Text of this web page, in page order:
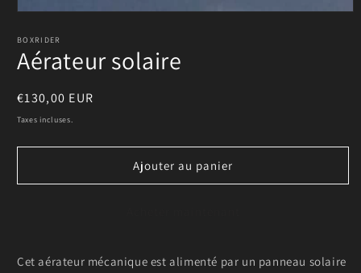
média
1
dans
modale
BOXRIDER
Aérateur solaire
Prix
habituel
€130,00 EUR
Taxes incluses.
Ajouter au panier
Cet aérateur mécanique est alimenté par un panneau solaire